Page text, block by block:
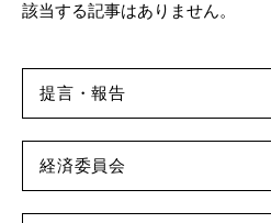
該当する記事はありません。